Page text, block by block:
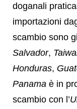
doganali
importazioni
scambio sono
Salvador,
Honduras,
Panama è in
scambio con l’